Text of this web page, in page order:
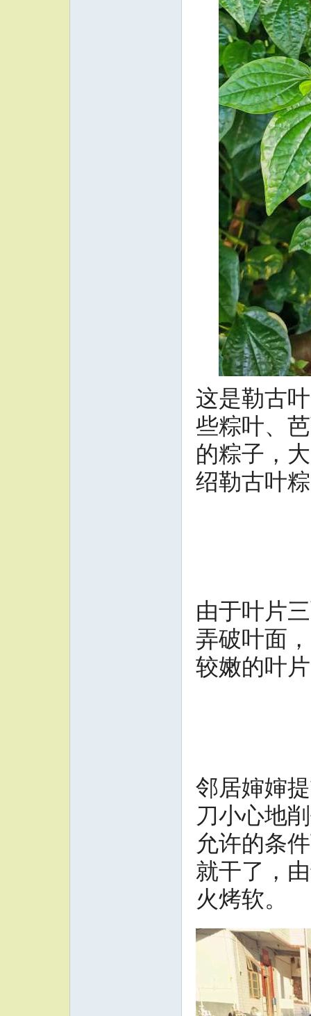
这是勒古
些粽叶、
的粽子，
绍勒古叶
由于叶片
弄破叶面
较嫩的叶
邻居婶婶
刀小心地
允许的条
就干了，
火烤软。